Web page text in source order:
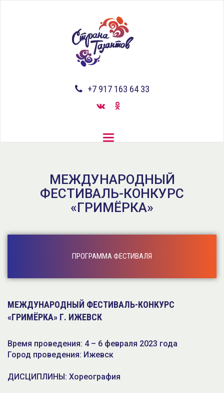
Toggle
+7 917 163 64 33
МЕЖДУНАРОДНЫЙ
ФЕСТИВАЛЬ-КОНКУРС
«ГРИМЁРКА»
ПРОГРАММА ФЕСТИВАЛЯ
МЕЖДУНАРОДНЫЙ ФЕСТИВАЛЬ-КОНКУРС
«ГРИМЁРКА» Г. ИЖЕВСК
Время проведения: 4 – 6 февраля 2023 года
Город проведения: Ижевск
ДИСЦИПЛИНЫ: Хореография